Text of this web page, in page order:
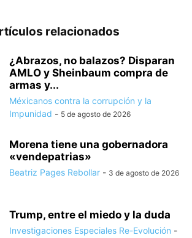
relacionados
¿Abrazos, no balazos? Disparan
AMLO y Sheinbaum compra de
armas y...
Méxicanos contra la corrupción y la
Impunidad - 5 de agosto de 2026
Morena tiene una gobernadora
«vendepatrias»
Beatriz Pages Rebollar - 3 de agosto de 2026
Trump, entre el miedo y la duda
Investigaciones Especiales Re-Evolución -